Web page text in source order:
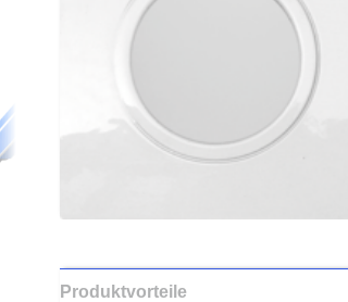
Produktvorteile